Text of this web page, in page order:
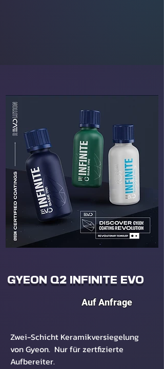
GYEON Q² INFINITE EVO
Auf Anfrage
Zwei-Schicht Keramikversiegelung
von Gyeon. Nur für zertfizierte
Aufbereiter.